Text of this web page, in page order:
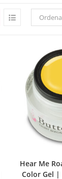
Hear Me
Color Gel |